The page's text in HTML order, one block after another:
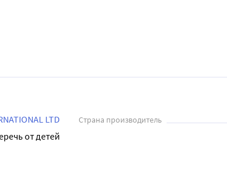
LTD Страна производитель
от детей